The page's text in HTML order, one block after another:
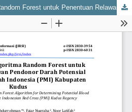
Implementasi Algoritma Random Forest untuk Penentuan Relawan Pendonor Darah Potensial pada Palang Merah Indonesia (PMI) Kabupaten Kudus